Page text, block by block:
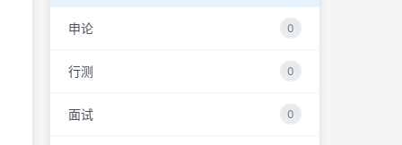
申论 0
行测 0
面试 0